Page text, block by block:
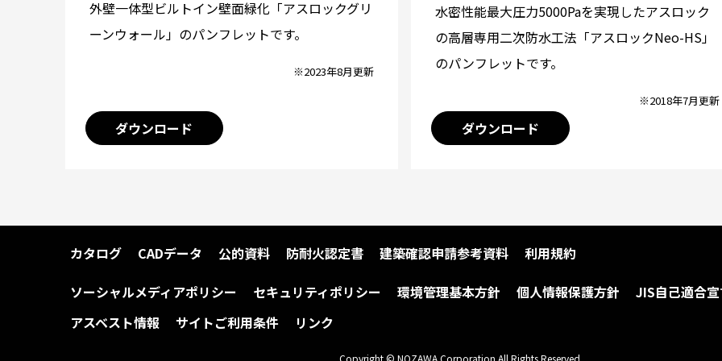
外壁一体型ビルトイン壁面緑化「アスロックグリ
ーンウォール」のパンフレットです。
※2023年8月更新
ダウンロード
水密性能最大圧力5000Paを実現したアスロック
の高層専用二次防水工法「アスロックNeo-HS」
のパンフレットです。
※2018年7月更新
ダウンロード
カタログ CADデータ 公的資料 防耐火認定書 建築確認申請参考資料
利用規約
ソーシャルメディアポリシー
セキュリティポリシー 環境管理基本方針 個人情報保護方針
JIS自己適合
アスベスト情報
サイトご利用条件 リンク
Copyright © NOZAWA Corporation All Rights Reserved.